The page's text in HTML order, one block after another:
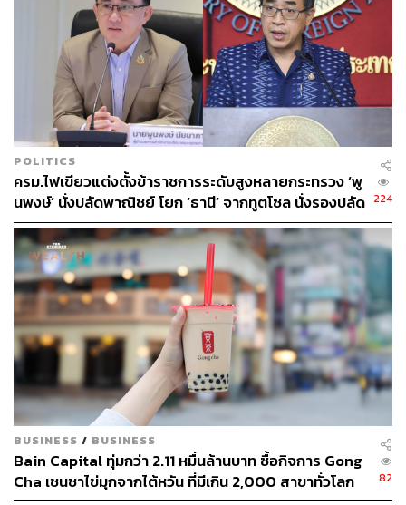
POLITICS
ครม.ไฟเขียวแต่งตั้งข้าราชการระดับสูงหลายกระทรวง ‘พู
นพงษ์’ นั่งปลัดพาณิชย์ โยก ‘ธานี’ จากทูตโซล นั่งรองปลัด
กต.
224
BUSINESS / BUSINESS
Bain Capital ทุ่มกว่า 2.11 หมื่นล้านบาท ซื้อกิจการ Gong
Cha เชนชาไข่มุกจากไต้หวัน ที่มีเกิน 2,000 สาขาทั่วโลก
82